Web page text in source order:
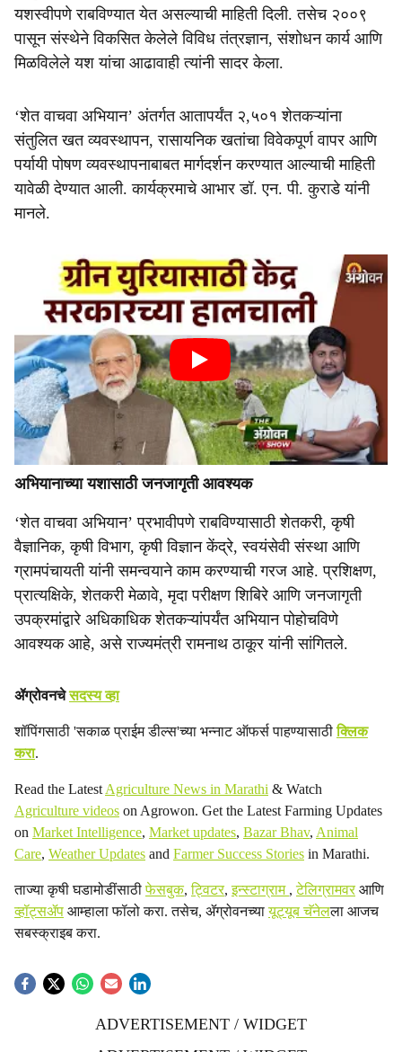
यशस्वीपणे राबविण्यात येत असल्याची माहिती दिली. तसेच २००९
पासून संस्थेने विकसित केलेले विविध तंत्रज्ञान, संशोधन कार्य आणि
मिळविलेले यश यांचा आढावाही त्यांनी सादर केला.
‘शेत वाचवा अभियान’ अंतर्गत आतापर्यंत २,५०१ शेतकऱ्यांना
संतुलित खत व्यवस्थापन, रासायनिक खतांचा विवेकपूर्ण वापर आणि
पर्यायी पोषण व्यवस्थापनाबाबत मार्गदर्शन करण्यात आल्याची माहिती
यावेळी देण्यात आली. कार्यक्रमाचे आभार डॉ. एन. पी. कुराडे यांनी
मानले.
अभियानाच्या यशासाठी जनजागृती आवश्यक
‘शेत वाचवा अभियान’ प्रभावीपणे राबविण्यासाठी शेतकरी, कृषी
वैज्ञानिक, कृषी विभाग, कृषी विज्ञान केंद्रे, स्वयंसेवी संस्था आणि
ग्रामपंचायती यांनी समन्वयाने काम करण्याची गरज आहे. प्रशिक्षण,
प्रात्यक्षिके, शेतकरी मेळावे, मृदा परीक्षण शिबिरे आणि जनजागृती
उपक्रमांद्वारे अधिकाधिक शेतकऱ्यांपर्यंत अभियान पोहोचविणे
आवश्यक आहे, असे राज्यमंत्री रामनाथ ठाकूर यांनी सांगितले.
ॲग्रोवनचेसदस्य व्हा
शॉपिंगसाठी 'सकाळ प्राईम डील्स'च्या भन्नाट ऑफर्स पाहण्यासाठीक्लिक
करा.
Read the Latest Agriculture News in Marathi & Watch
Agriculture videos on Agrowon. Get the Latest Farming Updates
on Market Intelligence, Market updates, Bazar Bhav, Animal
Care, Weather Updates and Farmer Success Stories in Marathi.
ताज्या कृषी घडामोडींसाठीफेसबुक,ट्विटर,इन्स्टाग्राम ,टेलिग्रामवरआणि
व्हॉट्सॲप आम्हाला फॉलो करा. तसेच, ॲग्रोवनच्यायूट्यूब चॅनेलला आजच
सबस्क्राइब करा.
ADVERTISEMENT / WIDGET